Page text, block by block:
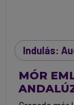
Indulás:
MÓR